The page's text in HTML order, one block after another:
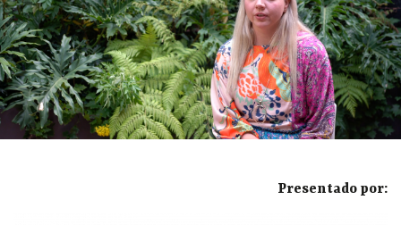
Presentado por: